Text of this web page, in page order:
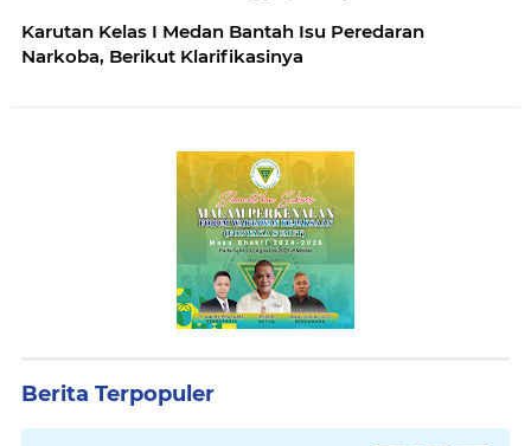
Karutan Kelas I Medan Bantah Isu Peredaran
Narkoba, Berikut Klarifikasinya
Berita Terpopuler